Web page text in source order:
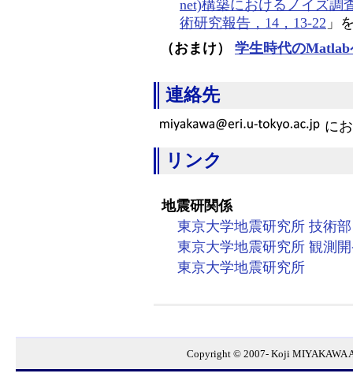
net)構築におけるノイズ調
術研究報告，14，13-22 」
（おまけ） 学生時代のMatlab
連絡先
に
リンク
地震研関係
東京大学地震研究所 技術部
東京大学地震研究所 観測
東京大学地震研究所
Copyright © 2007- Koji MIYAKAWA